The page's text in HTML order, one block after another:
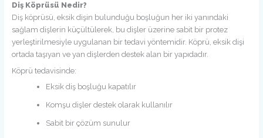
Diş Köprüsü Nedir?
Diş köprüsü, eksik dişin bulunduğu boşluğun her iki yanındaki
sağlam dişlerin küçültülerek, bu dişler üzerine sabit bir protez
yerleştirilmesiyle uygulanan bir tedavi yöntemidir. Köprü, eksik dişi
ortada taşıyan ve yan dişlerden destek alan bir yapıdadır.
Köprü tedavisinde:
Eksik diş boşluğu kapatılır
Komşu dişler destek olarak kullanılır
Sabit bir çözüm sunulur